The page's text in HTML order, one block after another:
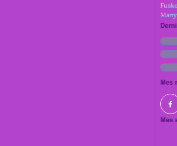
Mes
Mes